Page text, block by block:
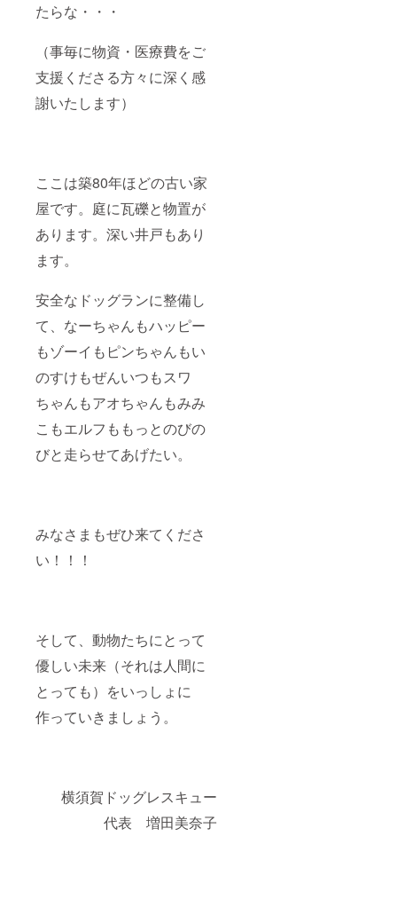
たらな・・・
（事毎に物資・医療費をご
支援くださる方々に深く感
謝いたします）
ここは築80年ほどの古い家
屋です。庭に瓦礫と物置が
あります。深い井戸もあり
ます。
安全なドッグランに整備し
て、なーちゃんもハッピー
もゾーイもピンちゃんもい
のすけもぜんいつもスワ
ちゃんもアオちゃんもみみ
こもエルフももっとのびの
びと走らせてあげたい。
みなさまもぜひ来てくださ
い！！！
そして、動物たちにとって
優しい未来（それは人間に
とっても）をいっしょに
作っていきましょう。
横須賀ドッグレスキュー
代表 増田美奈子